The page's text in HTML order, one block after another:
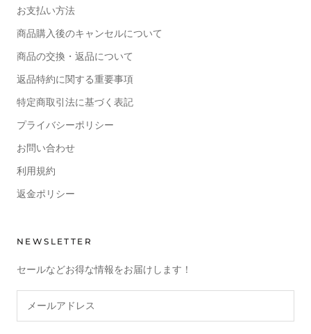
お支払い方法
商品購入後のキャンセルについて
商品の交換・返品について
返品特約に関する重要事項
特定商取引法に基づく表記
プライバシーポリシー
お問い合わせ
利用規約
返金ポリシー
NEWSLETTER
セールなどお得な情報をお届けします！